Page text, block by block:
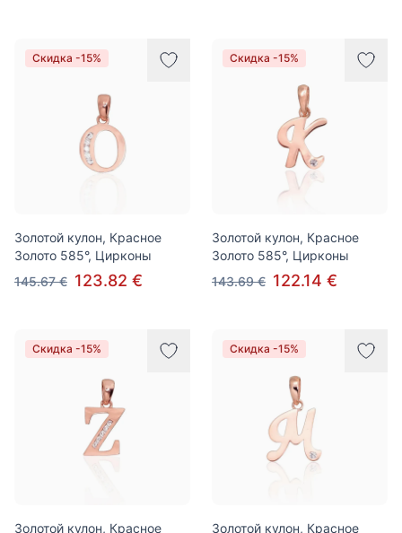
Скидка -15%
Золотой кулон, Красное
Золото 585°, Цирконы
145.67 € 123.82 €
Скидка -15%
Золотой кулон, Красное
Золото 585°, Цирконы
143.69 € 122.14 €
Скидка -15%
Золотой кулон, Красное
Скидка -15%
Золотой кулон, Красное